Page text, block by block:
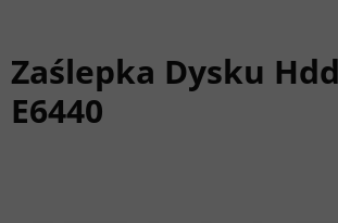
Zaślepka Dysku
E6440